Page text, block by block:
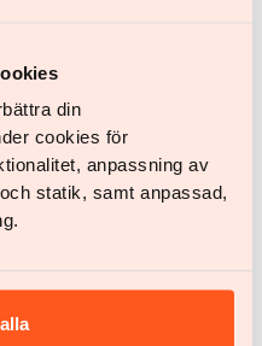
din
cookies för
anpassning av
statik, samt anpassad,
patienter med låg och medelhög
% återkom till behandling.